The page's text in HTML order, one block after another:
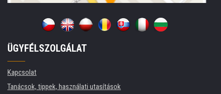
ÜGYFÉLSZOLGÁLAT
Kapcsolat
Tanácsok, tippek, használati utasítások